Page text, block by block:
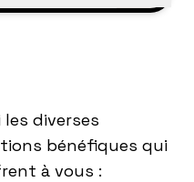
les diverses
bénéfiques qui
à vous :